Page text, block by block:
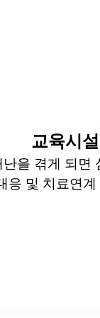
교육시
난을 겪게 되면
응 및 치료연